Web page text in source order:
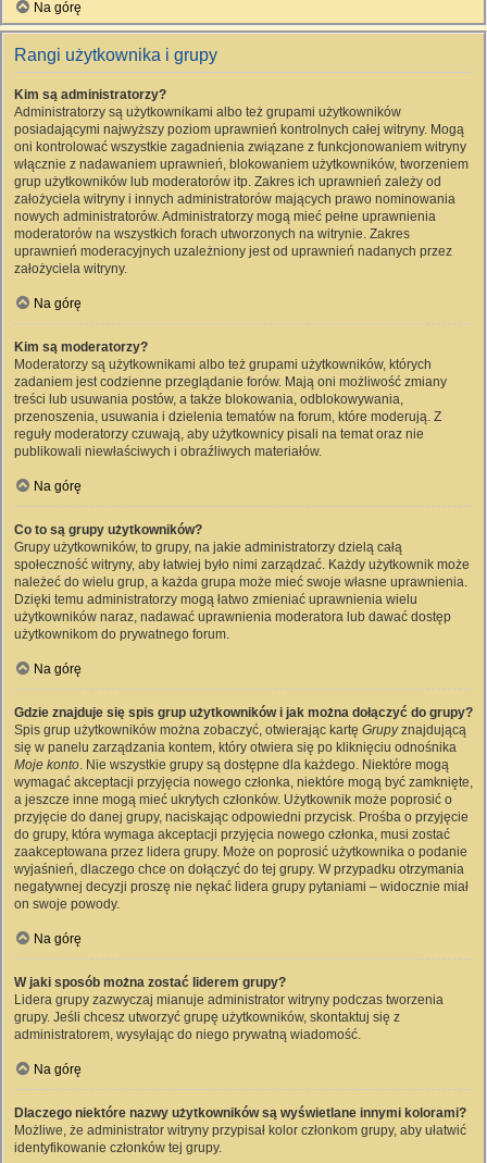
Na górę
Rangi użytkownika i grupy
Kim są administratorzy?
Administratorzy są użytkownikami albo też grupami użytkowników
posiadającymi najwyższy poziom uprawnień kontrolnych całej witryny. Mogą
oni kontrolować wszystkie zagadnienia związane z funkcjonowaniem witryny
włącznie z nadawaniem uprawnień, blokowaniem użytkowników, tworzeniem
grup użytkowników lub moderatorów itp. Zakres ich uprawnień zależy od
założyciela witryny i innych administratorów mających prawo nominowania
nowych administratorów. Administratorzy mogą mieć pełne uprawnienia
moderatorów na wszystkich forach utworzonych na witrynie. Zakres
uprawnień moderacyjnych uzależniony jest od uprawnień nadanych przez
założyciela witryny.
Na górę
Kim są moderatorzy?
Moderatorzy są użytkownikami albo też grupami użytkowników, których
zadaniem jest codzienne przeglądanie forów. Mają oni możliwość zmiany
treści lub usuwania postów, a także blokowania, odblokowywania,
przenoszenia, usuwania i dzielenia tematów na forum, które moderują. Z
reguły moderatorzy czuwają, aby użytkownicy pisali na temat oraz nie
publikowali niewłaściwych i obraźliwych materiałów.
Na górę
Co to są grupy użytkowników?
Grupy użytkowników, to grupy, na jakie administratorzy dzielą całą
społeczność witryny, aby łatwiej było nimi zarządzać. Każdy użytkownik może
należeć do wielu grup, a każda grupa może mieć swoje własne uprawnienia.
Dzięki temu administratorzy mogą łatwo zmieniać uprawnienia wielu
użytkowników naraz, nadawać uprawnienia moderatora lub dawać dostęp
użytkownikom do prywatnego forum.
Na górę
Gdzie znajduje się spis grup użytkowników i jak można dołączyć do grupy?
Spis grup użytkowników można zobaczyć, otwierając kartę Grupyznajdującą
się w panelu zarządzania kontem, który otwiera się po kliknięciu odnośnika
Moje konto. Nie wszystkie grupy są dostępne dla każdego. Niektóre mogą
wymagać akceptacji przyjęcia nowego członka, niektóre mogą być zamknięte,
a jeszcze inne mogą mieć ukrytych członków. Użytkownik może poprosić o
przyjęcie do danej grupy, naciskając odpowiedni przycisk. Prośba o przyjęcie
do grupy, która wymaga akceptacji przyjęcia nowego członka, musi zostać
zaakceptowana przez lidera grupy. Może on poprosić użytkownika o podanie
wyjaśnień, dlaczego chce on dołączyć do tej grupy. W przypadku otrzymania
negatywnej decyzji proszę nie nękać lidera grupy pytaniami – widocznie miał
on swoje powody.
Na górę
W jaki sposób można zostać liderem grupy?
Lidera grupy zazwyczaj mianuje administrator witryny podczas tworzenia
grupy. Jeśli chcesz utworzyć grupę użytkowników, skontaktuj się z
administratorem, wysyłając do niego prywatną wiadomość.
Na górę
Dlaczego niektóre nazwy użytkowników są wyświetlane innymi kolorami?
Możliwe, że administrator witryny przypisał kolor członkom grupy, aby ułatwić
identyfikowanie członków tej grupy.